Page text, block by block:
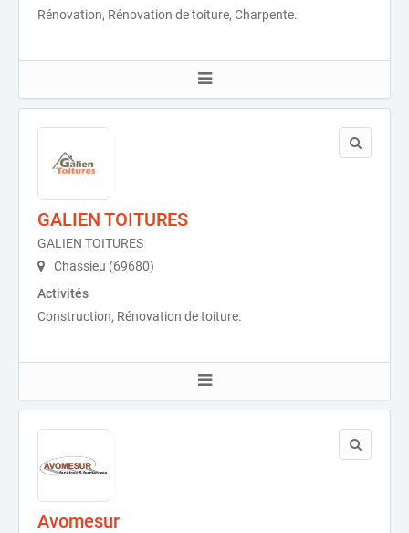
Rénovation, Rénovation de toiture, Charpente.
GALIEN TOITURES
GALIEN TOITURES
Chassieu (69680)
Activités
Construction, Rénovation de toiture.
Avomesur